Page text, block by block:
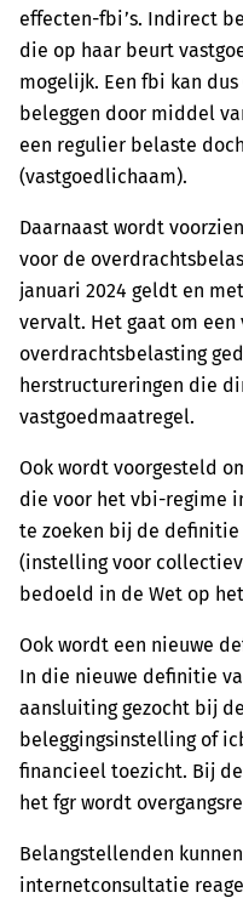
effecten-fbi’s. Indirect
die op haar beurt
mogelijk. Een fbi kan
beleggen door middel
een regulier belaste
(vastgoedlichaam).
Daarnaast wordt
voor de
januari 2024 geldt en
vervalt. Het gaat om
overdrachtsbelasting
herstructureringen die
vastgoedmaatregel.
Ook wordt voorgesteld
die voor het vbi-regime
te zoeken bij de
(instelling voor
bedoeld in de Wet op
Ook wordt een nieuwe
In die nieuwe definitie
aansluiting gezocht bij
beleggingsinstelling of
financieel toezicht. Bij
het fgr wordt
Belangstellenden
internetconsultatie